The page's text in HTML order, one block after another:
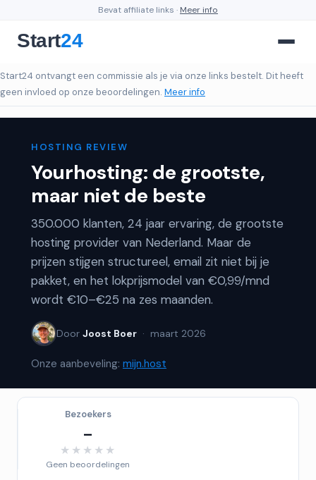
Bevat affiliate links · Meer info
Start24 ontvangt een commissie als je via onze links bestelt. Dit heeft
geen invloed op onze beoordelingen. Meer info
HOSTING REVIEW
Yourhosting: de grootste,
maar niet de beste
350.000 klanten, 24 jaar ervaring, de grootste
hosting provider van Nederland. Maar de
prijzen stijgen structureel, email zit niet bij je
pakket, en het lokprijsmodel van €0,99/mnd
wordt €10–€25 na zes maanden.
Door Joost Boer · maart 2026
Onze aanbeveling: mijn.host
Bezoekers
–
★★★★★
★★★★★
Geen beoordelingen